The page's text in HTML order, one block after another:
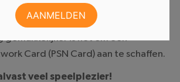
Dit doe je met je PlayStation
kun je opwaarderen met je
Card (PSN Card) aan te schaffen.
veel speelplezier!